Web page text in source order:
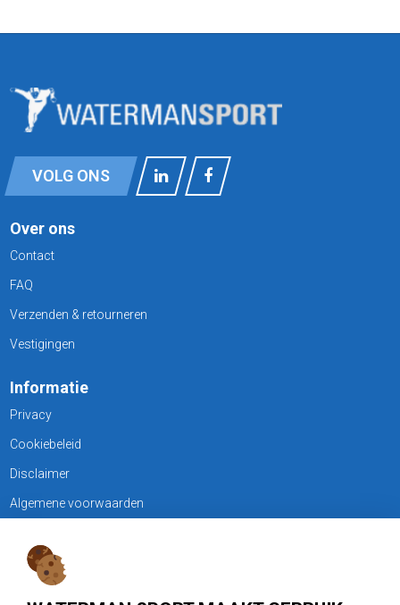
VOLG ONS
Over ons
Contact
FAQ
Verzenden & retourneren
Vestigingen
Informatie
Privacy
Cookiebeleid
Disclaimer
Algemene voorwaarden
KLANTENSERVICE